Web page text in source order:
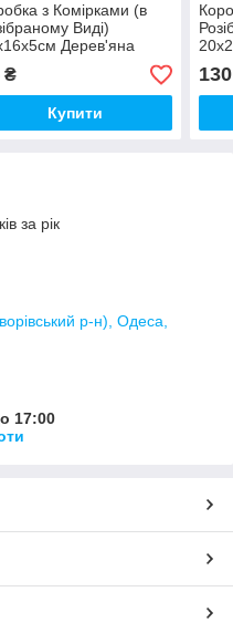
з Комірками (в
Виді)
Дерев'яна
Коробочка
для Подарунка Merry
₴
Купити
130
за рік
р-н), Одеса,
17:00